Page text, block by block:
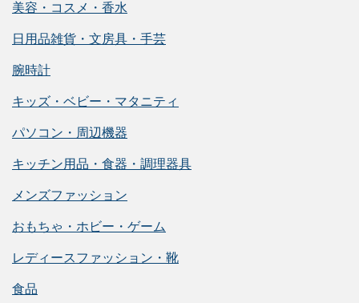
美容・コスメ・香水
日用品雑貨・文房具・手芸
腕時計
キッズ・ベビー・マタニティ
パソコン・周辺機器
キッチン用品・食器・調理器具
メンズファッション
おもちゃ・ホビー・ゲーム
レディースファッション・靴
食品